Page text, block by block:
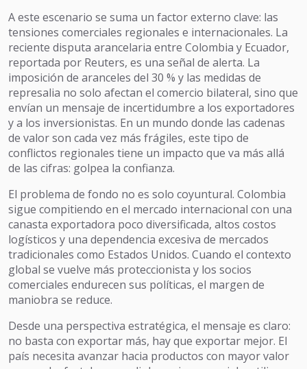
A este escenario se suma un factor externo clave: las
tensiones comerciales regionales e internacionales. La
reciente disputa arancelaria entre Colombia y Ecuador,
reportada por Reuters, es una señal de alerta. La
imposición de aranceles del 30 % y las medidas de
represalia no solo afectan el comercio bilateral, sino que
envían un mensaje de incertidumbre a los exportadores
y a los inversionistas. En un mundo donde las cadenas
de valor son cada vez más frágiles, este tipo de
conflictos regionales tiene un impacto que va más allá
de las cifras: golpea la confianza.
El problema de fondo no es solo coyuntural. Colombia
sigue compitiendo en el mercado internacional con una
canasta exportadora poco diversificada, altos costos
logísticos y una dependencia excesiva de mercados
tradicionales como Estados Unidos. Cuando el contexto
global se vuelve más proteccionista y los socios
comerciales endurecen sus políticas, el margen de
maniobra se reduce.
Desde una perspectiva estratégica, el mensaje es claro:
no basta con exportar más, hay que exportar mejor. El
país necesita avanzar hacia productos con mayor valor